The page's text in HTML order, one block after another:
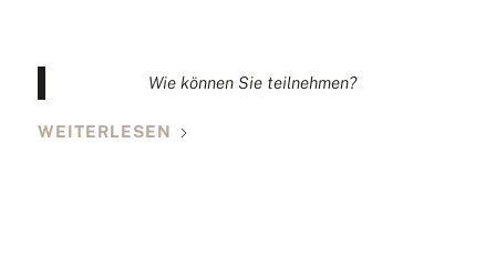
Wie können Sie teilnehmen?
WEITERLESEN